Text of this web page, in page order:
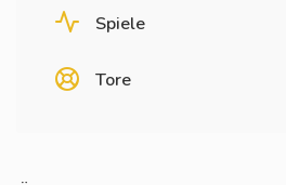
Spiele
Tore